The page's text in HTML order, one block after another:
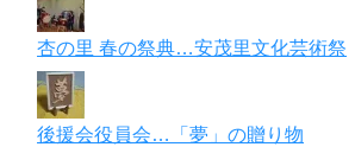
杏の里 春の祭典…安茂里文化芸術祭
後援会役員会…「夢」の贈り物